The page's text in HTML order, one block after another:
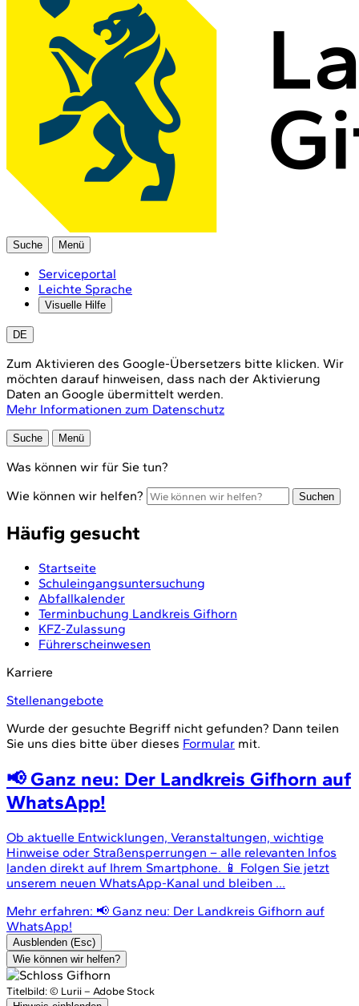
Suche Menü
Serviceportal
Leichte Sprache
Visuelle Hilfe
DE
Zum Aktivieren des Google-Übersetzers bitte klicken. Wir
möchten darauf hinweisen, dass nach der Aktivierung
Daten an Google übermittelt werden.
Mehr Informationen zum Datenschutz
Suche Menü
Was können wir für Sie tun?
Wie können wir helfen?
Suchen
Häufig gesucht
Startseite
Schuleingangsuntersuchung
Abfallkalender
Terminbuchung Landkreis Gifhorn
KFZ-Zulassung
Führerscheinwesen
Karriere
Stellenangebote
Wurde der gesuchte Begriff nicht gefunden? Dann teilen
Sie uns dies bitte über dieses Formular mit.
📢 Ganz neu: Der Landkreis Gifhorn auf
WhatsApp!
Ob aktuelle Entwicklungen, Veranstaltungen, wichtige
Hinweise oder Straßensperrungen – alle relevanten Infos
landen direkt auf Ihrem Smartphone. 📱 Folgen Sie jetzt
unserem neuen WhatsApp-Kanal und bleiben ...
Mehr erfahren: 📢 Ganz neu: Der Landkreis Gifhorn auf
WhatsApp!
Ausblenden (Esc)
Wie können wir helfen?
Titelbild:© Lurii – Adobe Stock